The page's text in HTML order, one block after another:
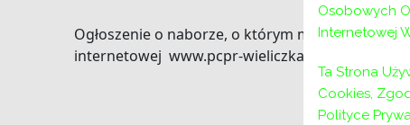
Osobowych
Internetowej
Ta Strona
Cookies,
Polityce
Ogłoszenie o naborze, o którym mowa w § 1
internetowej www.pcpr-wieliczka.pl oraz na